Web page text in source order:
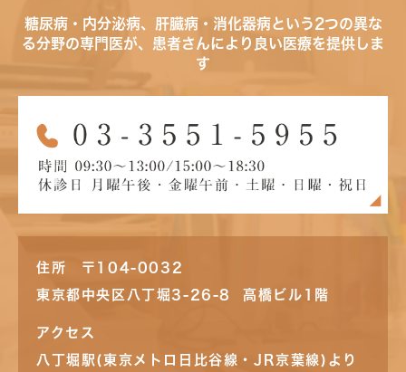
糖尿病・内分泌病、肝臓病・消化器病という2つの異な
る分野の専門医が、患者さんにより良い医療を提供しま
す
住所 〒104-0032
東京都中央区八丁堀3-26-8 高橋ビル1階
アクセス
八丁堀駅(東京メトロ日比谷線・JR京葉線)より